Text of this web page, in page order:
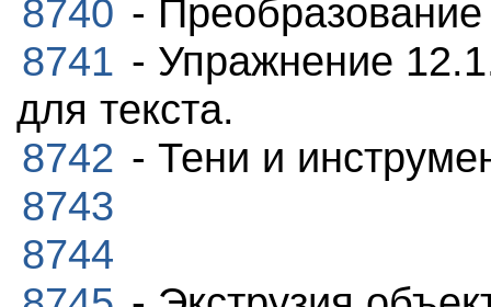
8740 -
8741 - Упражнение
для текста.
8742 - Тени и
8743
8744